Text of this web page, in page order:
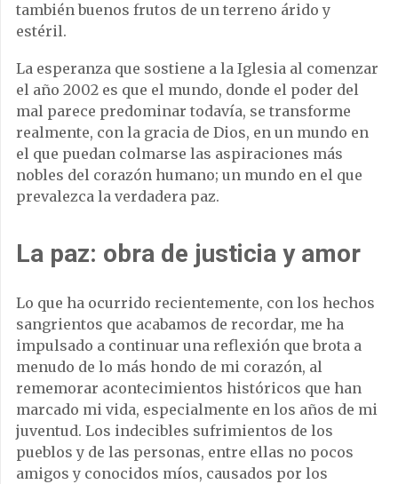
también buenos frutos de un terreno árido y
estéril.
La esperanza que sostiene a la Iglesia al comenzar
el año 2002 es que el mundo, donde el poder del
mal parece predominar todavía, se transforme
realmente, con la gracia de Dios, en un mundo en
el que puedan colmarse las aspiraciones más
nobles del corazón humano; un mundo en el que
prevalezca la verdadera paz.
La paz: obra de justicia y amor
Lo que ha ocurrido recientemente, con los hechos
sangrientos que acabamos de recordar, me ha
impulsado a continuar una reflexión que brota a
menudo de lo más hondo de mi corazón, al
rememorar acontecimientos históricos que han
marcado mi vida, especialmente en los años de mi
juventud. Los indecibles sufrimientos de los
pueblos y de las personas, entre ellas no pocos
amigos y conocidos míos, causados por los